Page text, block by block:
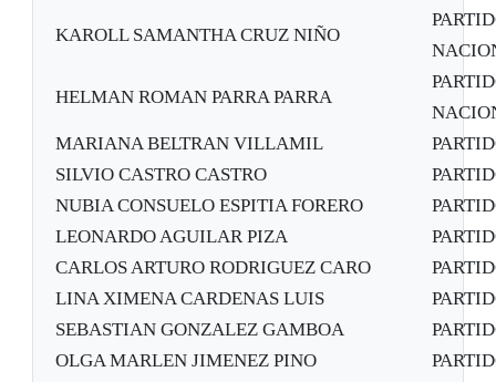
KAROLL SAMANTHA CRUZ NIÑO
HELMAN ROMAN PARRA PARRA
MARIANA BELTRAN VILLAMIL
SILVIO CASTRO CASTRO
NUBIA CONSUELO ESPITIA FORERO
LEONARDO AGUILAR PIZA
CARLOS ARTURO RODRIGUEZ CARO
LINA XIMENA CARDENAS LUIS
SEBASTIAN GONZALEZ GAMBOA
OLGA MARLEN JIMENEZ PINO